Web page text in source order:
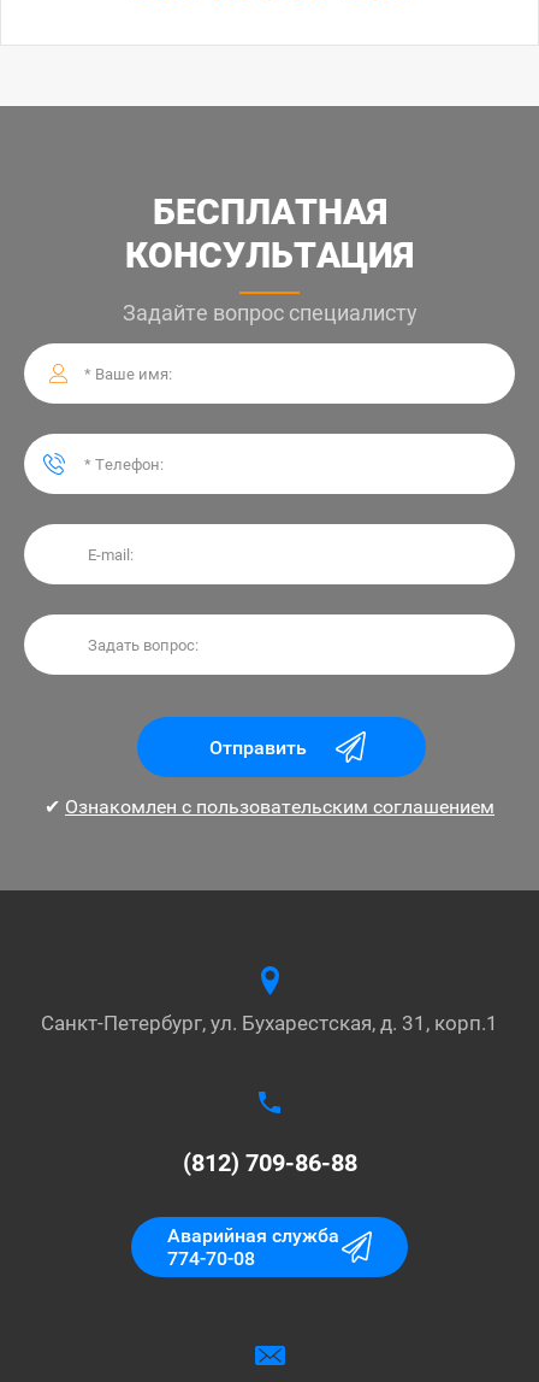
БЕСПЛАТНАЯ
КОНСУЛЬТАЦИЯ
Задайте вопрос специалисту
Отправить
✔ Ознакомлен с пользовательским соглашением
Санкт-Петербург, ул. Бухарестская, д. 31, корп.1
(812) 709-86-88
Аварийная служба
774-70-08